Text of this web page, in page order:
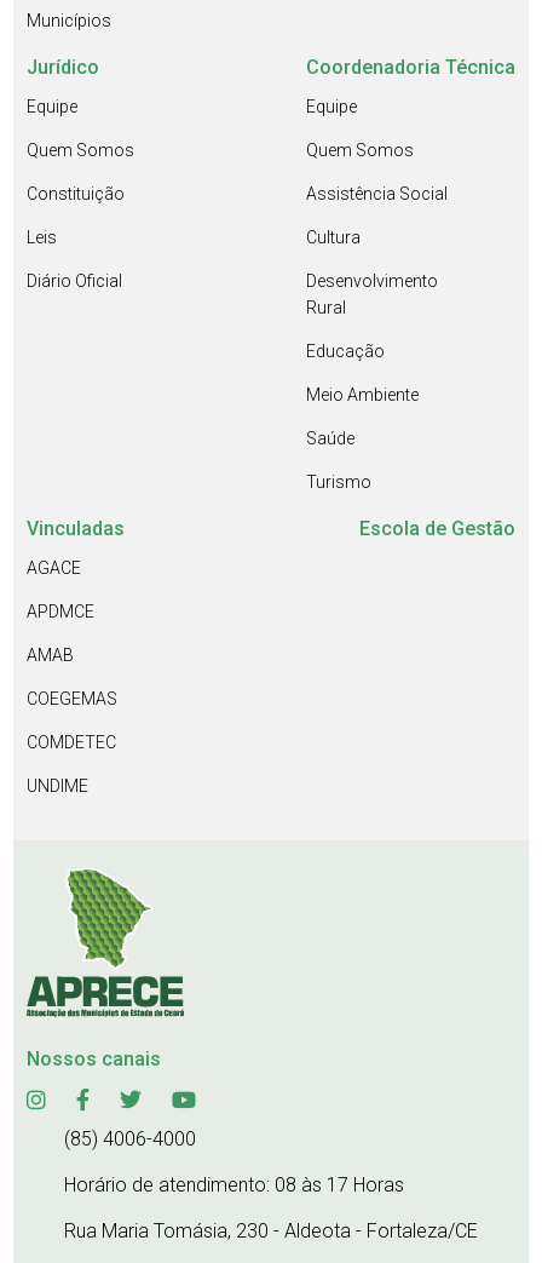
Municípios
Jurídico
Equipe
Quem Somos
Constituição
Leis
Diário Oficial
Coordenadoria Técnica
Equipe
Quem Somos
Assistência Social
Cultura
Desenvolvimento
Rural
Educação
Meio Ambiente
Saúde
Turismo
Vinculadas
AGACE
APDMCE
AMAB
COEGEMAS
COMDETEC
UNDIME
Escola de Gestão
Nossos canais
(85) 4006-4000
Horário de atendimento: 08 às 17 Horas
Rua Maria Tomásia, 230 - Aldeota - Fortaleza/CE